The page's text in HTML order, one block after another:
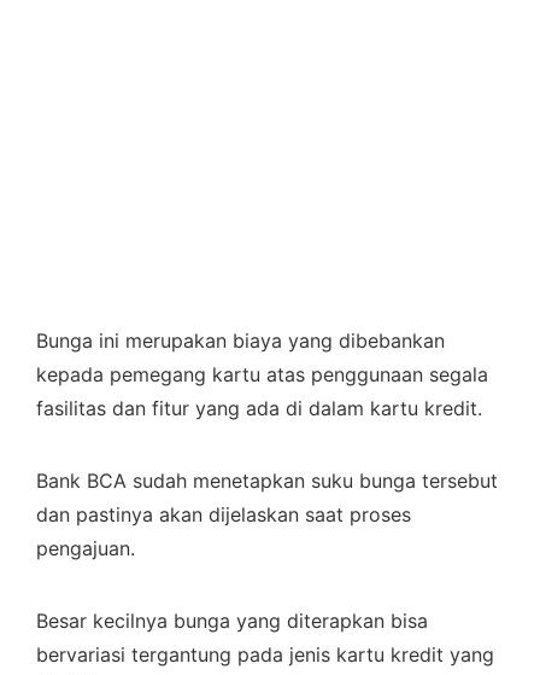
Bunga ini merupakan biaya yang dibebankan
kepada pemegang kartu atas penggunaan segala
fasilitas dan fitur yang ada di dalam kartu kredit.
Bank BCA sudah menetapkan suku bunga tersebut
dan pastinya akan dijelaskan saat proses
pengajuan.
Besar kecilnya bunga yang diterapkan bisa
bervariasi tergantung pada jenis kartu kredit yang